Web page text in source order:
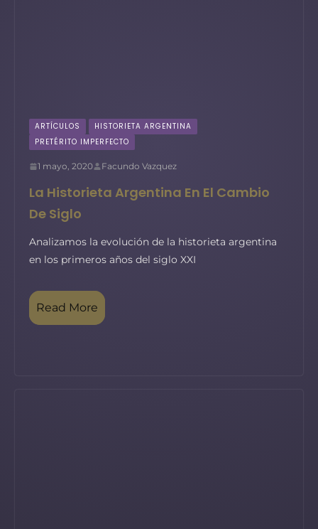
ARTÍCULOS
HISTORIETA ARGENTINA
PRETÉRITO IMPERFECTO
1 mayo, 2020 Facundo Vazquez
La Historieta Argentina En El Cambio
De Siglo
Analizamos la evolución de la historieta argentina
en los primeros años del siglo XXI
Read More